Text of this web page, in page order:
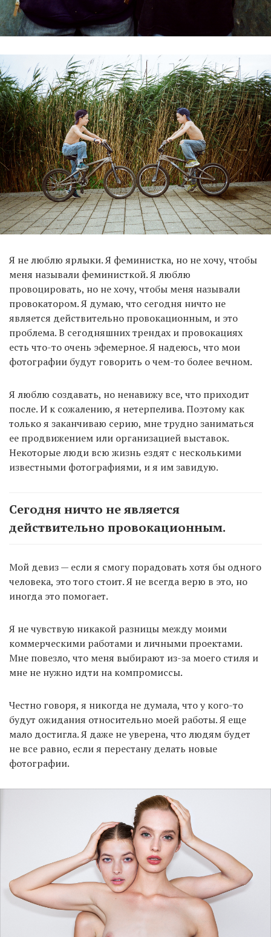
Я не люблю ярлыки. Я феминистка, но не хочу, чтобы
меня называли феминисткой. Я люблю
провоцировать, но не хочу, чтобы меня называли
провокатором. Я думаю, что сегодня ничто не
является действительно провокационным, и это
проблема. В сегодняшних трендах и провокациях
есть что-то очень эфемерное. Я надеюсь, что мои
фотографии будут говорить о чем-то более вечном.
Я люблю создавать, но ненавижу все, что приходит
после. И к сожалению, я нетерпелива. Поэтому как
только я заканчиваю серию, мне трудно заниматься
ее продвижением или организацией выставок.
Некоторые люди всю жизнь ездят с несколькими
известными фотографиями, и я им завидую.
Сегодня ничто не является
действительно провокационным.
Мой девиз — если я смогу порадовать хотя бы одного
человека, это того стоит. Я не всегда верю в это, но
иногда это помогает.
Я не чувствую никакой разницы между моими
коммерческими работами и личными проектами.
Мне повезло, что меня выбирают из-за моего стиля и
мне не нужно идти на компромиссы.
Честно говоря, я никогда не думала, что у кого-то
будут ожидания относительно моей работы. Я еще
мало достигла. Я даже не уверена, что людям будет
не все равно, если я перестану делать новые
фотографии.